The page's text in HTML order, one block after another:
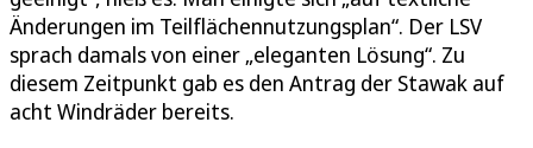
Änderungen im Teilflächennutzungsplan“. Der LSV
sprach damals von einer „eleganten Lösung“. Zu
diesem Zeitpunkt gab es den Antrag der Stawak auf
acht Windräder bereits.